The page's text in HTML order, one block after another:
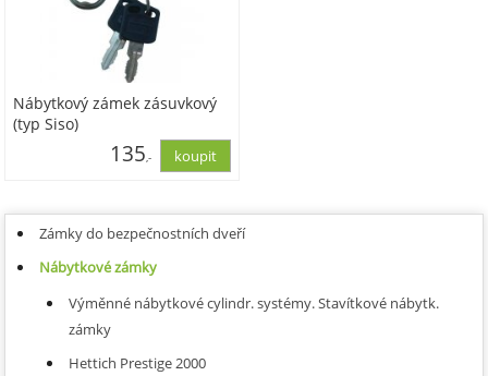
Nábytkový zámek zásuvkový
(typ Siso)
135,-
Zámky do bezpečnostních dveří
Nábytkové zámky
Výměnné nábytkové cylindr. systémy. Stavítkové nábytk.
zámky
Hettich Prestige 2000